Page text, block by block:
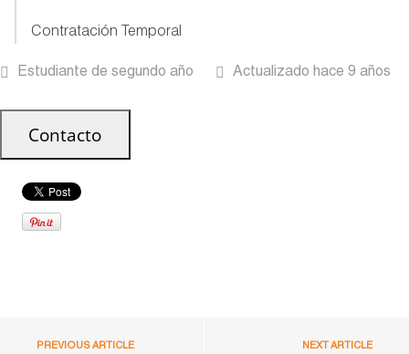
Contratación Temporal
Estudiante de segundo año Actualizado hace 9 años
PREVIOUS ARTICLE NEXT ARTICLE